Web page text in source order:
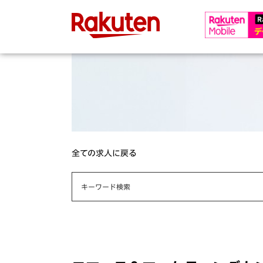
全ての求人に戻る